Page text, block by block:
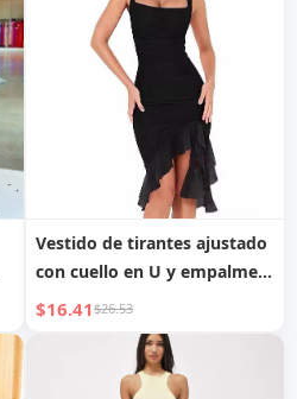
para Mujer
Vestido de tirantes ajustado
con cuello en U y empalme
de malla, estilo europeo y
$16.41$26.53